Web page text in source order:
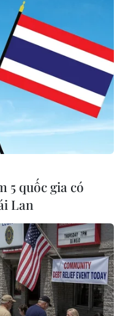
Starbucks,
nhân sự
báo cắt giảm nhân
Đức sẽ sa thải 13.000
khoảng 900 vị trí và
5 quốc gia có
Lan